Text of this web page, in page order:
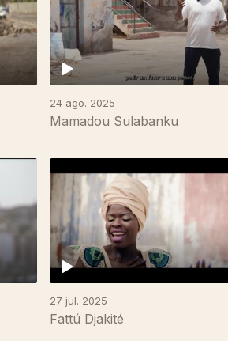
24 ago. 2025
Mamadou Sulabanku
27 jul. 2025
Fattú Djakité